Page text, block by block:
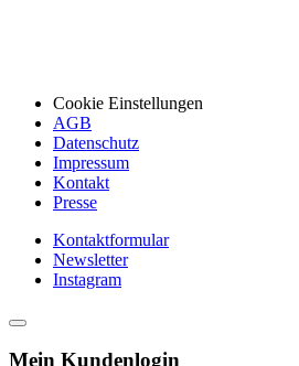
Cookie Einstellungen
AGB
Datenschutz
Impressum
Kontakt
Presse
Kontaktformular
Newsletter
Instagram
Mein Kundenlogin